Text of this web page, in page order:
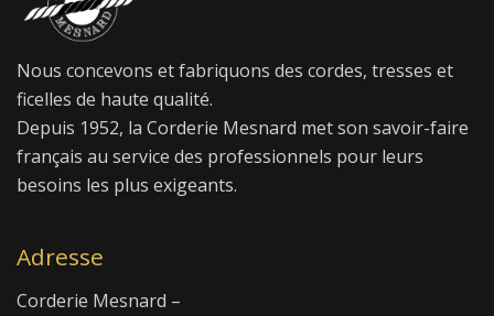
Nous concevons et fabriquons des cordes, tresses et
ficelles de haute qualité.
Depuis 1952, la Corderie Mesnard met son savoir-faire
français au service des professionnels pour leurs
besoins les plus exigeants.
Adresse
Corderie Mesnard –